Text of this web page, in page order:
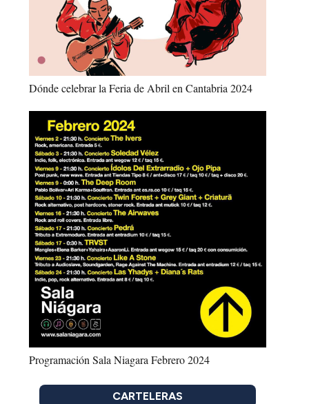
Dónde celebrar la Feria de Abril en Cantabria 2024
Programación Sala Niagara Febrero 2024
CARTELERAS